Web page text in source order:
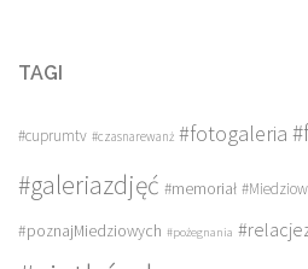
TAGI
#cuprumtv #czasnarewanż #fotogaleria
#galeriazdjęć #memoriał
#poznajMiedziowych #pożegnania